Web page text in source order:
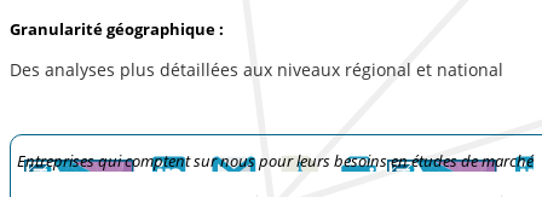
Granularité géographique :
Des analyses plus détaillées aux niveaux régional et national
Entreprises qui comptent sur nous pour leurs besoins en études de marché